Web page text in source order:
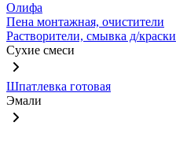
Олифа
Пена монтажная, очистители
Растворители, смывка д/краски
Сухие смеси
Шпатлевка готовая
Эмали